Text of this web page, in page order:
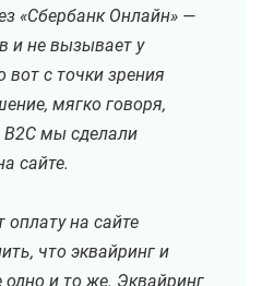
«Сбербанк Онлайн» —
и не вызывает у
вот с точки зрения
мягко говоря,
B2C мы сделали
сайте.
оплату на сайте
что эквайринг и
одно и то же. Эквайринг